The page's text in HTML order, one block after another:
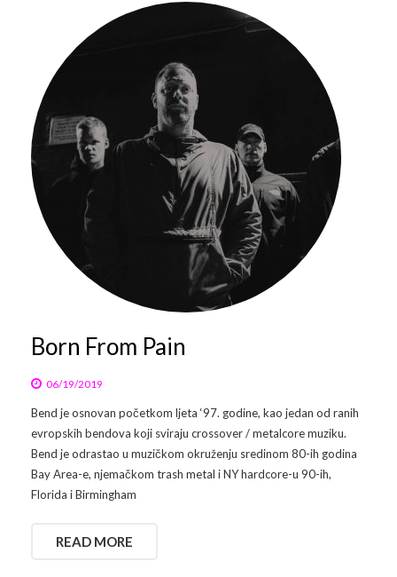
Born From Pain
06/19/2019
Bend je osnovan početkom ljeta ‘97. godine, kao jedan od ranih
evropskih bendova koji sviraju crossover / metalcore muziku.
Bend je odrastao u muzičkom okruženju sredinom 80-ih godina
Bay Area-e, njemačkom trash metal i NY hardcore-u 90-ih,
Florida i Birmingham
READ MORE